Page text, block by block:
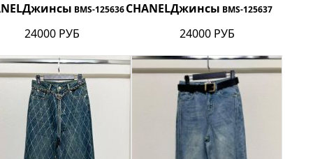
Джинсы BMS-125636
24000 РУБ
Джинсы
CHANEL BMS-125637
24000 РУБ